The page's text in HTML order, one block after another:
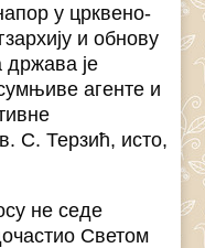
у црквено-
и обнову
држава је
агенте и
С. Терзић, исто,
не седе
Светом